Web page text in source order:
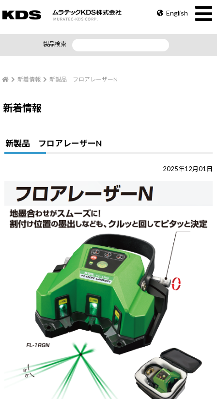
English
製品検索
新着情報 新製品 フロアレーザーN
新着情報
新製品 フロアレーザーN
2025年12月01日